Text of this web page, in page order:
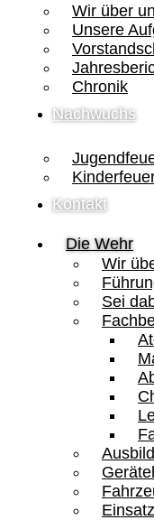
Wir über
Unsere
Chronik
Nachwuchs
Kontakt
Die Wehr
Wir
Sei